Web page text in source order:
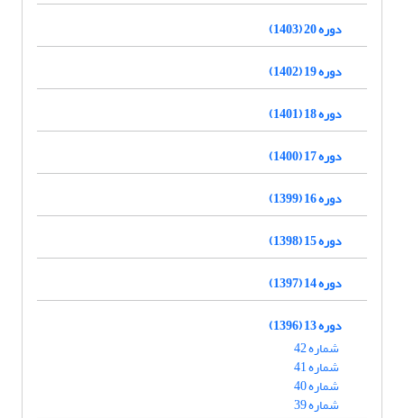
دوره 20 (1403)
دوره 19 (1402)
دوره 18 (1401)
دوره 17 (1400)
دوره 16 (1399)
دوره 15 (1398)
دوره 14 (1397)
دوره 13 (1396)
شماره 42
شماره 41
شماره 40
شماره 39